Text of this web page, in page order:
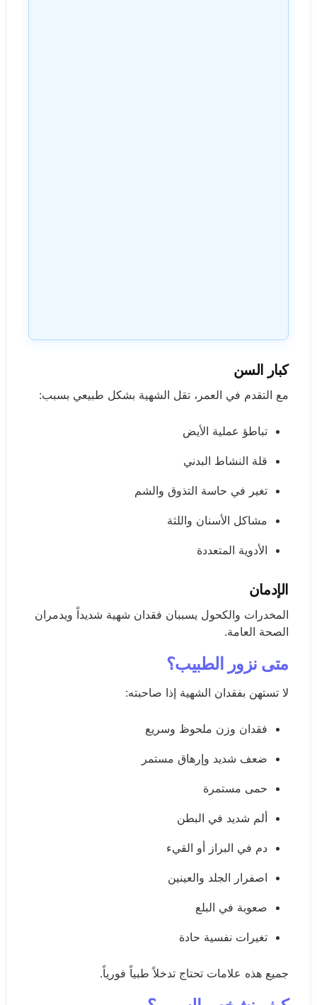
كبار السن
مع التقدم في العمر، تقل الشهية بشكل طبيعي بسبب:
تباطؤ عملية الأيض
قلة النشاط البدني
تغير في حاسة التذوق والشم
مشاكل الأسنان واللثة
الأدوية المتعددة
الإدمان
المخدرات والكحول يسببان فقدان شهية شديداً ويدمران
الصحة العامة.
متى نزور الطبيب؟
لا تستهن بفقدان الشهية إذا صاحبته:
فقدان وزن ملحوظ وسريع
ضعف شديد وإرهاق مستمر
حمى مستمرة
ألم شديد في البطن
دم في البراز أو القيء
اصفرار الجلد والعينين
صعوبة في البلع
تغيرات نفسية حادة
جميع هذه علامات تحتاج تدخلاً طبياً فورياً.